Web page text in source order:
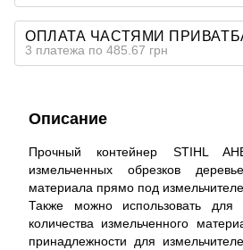
ОПЛАТА ЧАСТЯМИ
3 платежа по 485.67 грн
Описание
Прочный контейнер STIHL
измельченных обрезков
материала прямо под
Также можно использовать для
количества измельченного
принадлежности для